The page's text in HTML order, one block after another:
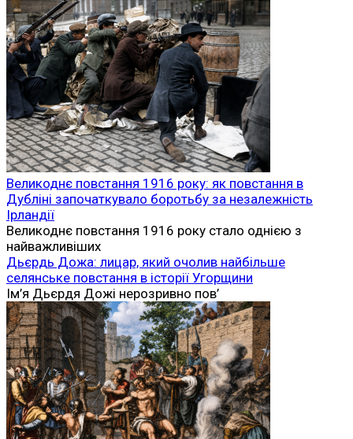
Великоднє повстання 1916 року: як повстання в
Дубліні започаткувало боротьбу за незалежність
Ірландії
Великоднє повстання 1916 року стало однією з
найважливіших
Дьєрдь Дожа: лицар, який очолив найбільше
селянське повстання в історії Угорщини
Ім’я Дьєрдя Дожі нерозривно пов’